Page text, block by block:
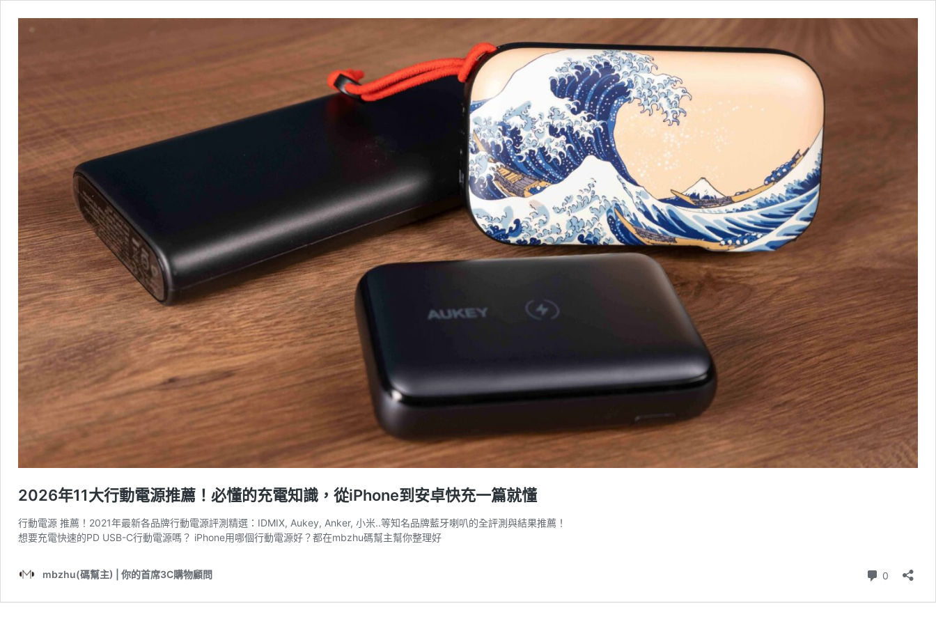
2026年11大行動電源推薦！必懂的充電知識，從iPhone到安卓快充一篇就懂
行動電源 推薦！2021年最新各品牌行動電源評測精選：IDMIX, Aukey, Anker, 小米..等知名品牌藍牙喇叭的全評測與結果推薦！
想要充電快速的PD USB-C行動電源嗎？ iPhone用哪個行動電源好？都在mbzhu碼幫主幫你整理好
mbzhu(碼幫主) | 你的首席3C購物顧問 0 則留言